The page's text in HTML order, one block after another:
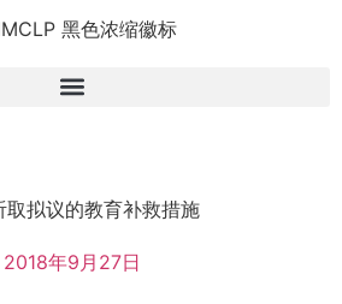
拟议的教育补救措施
2018年9月27日